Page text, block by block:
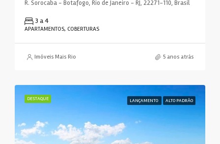
R. Sorocaba - Botafogo, Rio de Janeiro - RJ, 22271-110, Brasil
3 a 4
APARTAMENTOS, COBERTURAS
Imóveis Mais Rio 5 anos atrás
DESTAQUE LANÇAMENTO ALTO PADRÃO